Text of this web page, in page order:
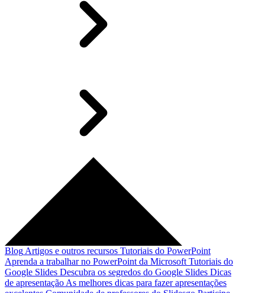
Blog Artigos e outros recursos Tutoriais do PowerPoint
Aprenda a trabalhar no PowerPoint da Microsoft Tutoriais do
Google Slides Descubra os segredos do Google Slides Dicas
de apresentação As melhores dicas para fazer apresentações